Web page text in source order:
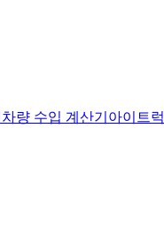
차량 수입 계산기 아이트럭